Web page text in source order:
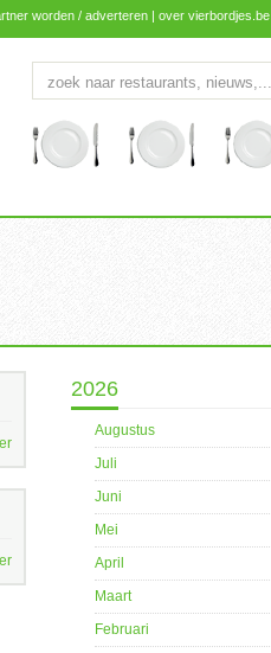
worden / adverteren | over vierbordjes.be
2026
Augustus
Juli
Juni
Mei
April
Maart
Februari